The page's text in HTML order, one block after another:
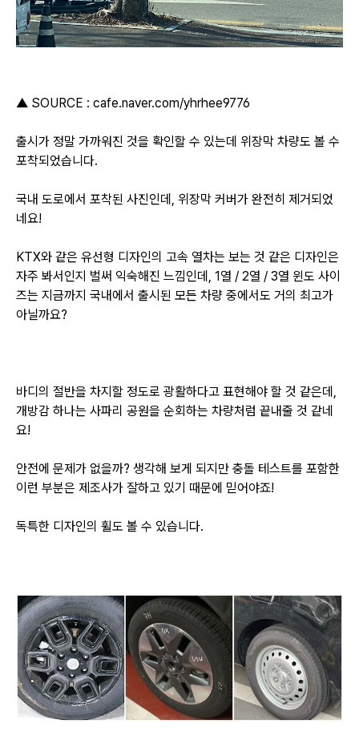
▲ SOURCE : cafe.naver.com/yhrhee9776
출시가 정말 가까워진 것을 확인할 수 있는데 위장막 차량도 볼 수
포착되었습니다.
국내 도로에서 포착된 사진인데, 위장막 커버가 완전히 제거되었
네요!
KTX와 같은 유선형 디자인의 고속 열차는 보는 것 같은 디자인은
자주 봐서인지 벌써 익숙해진 느낌인데, 1열 / 2열 / 3열 윈도 사이
즈는 지금까지 국내에서 출시된 모든 차량 중에서도 거의 최고가
아닐까요?
바디의 절반을 차지할 정도로 광활하다고 표현해야 할 것 같은데,
개방감 하나는 사파리 공원을 순회하는 차량처럼 끝내줄 것 같네
요!
안전에 문제가 없을까? 생각해 보게 되지만 충돌 테스트를 포함한
이런 부분은 제조사가 잘하고 있기 때문에 믿어야죠!
독특한 디자인의 휠도 볼 수 있습니다.